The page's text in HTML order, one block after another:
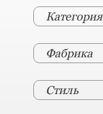
Категория
Фабрика
Стиль